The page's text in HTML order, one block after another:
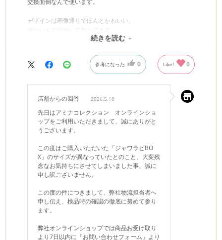
デザインは画像通りでほんとかわいい。
こいつだけ小さいのが残念
オンライン、ミス多いから気をつけて欲しい
続きを読む
参考になった 0 Like! 0
店舗からの回答 2026.5.18
先日はアミナコレクション オンラインショ
ップをご利用いただきまして、誠にありがと
うございます。
この度はご購入いただいた「ジャワラビBO
X」のサイズが異なっていたとのこと、大変残
念なお気持ちにさせてしまいました事、誠に
申し訳ございません。
この度の件につきまして、弊社物流担当者へ
申し伝え、検品時の確認の徹底に努めて参り
ます。
弊社オンラインショップでは商品お受け取り
より7日以内に「お問い合わせフォーム」より